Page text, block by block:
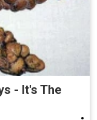
- It's The